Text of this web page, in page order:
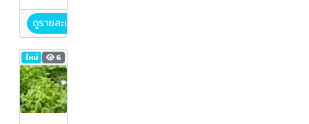
ดูรายละเอียด
ใหม่ 6